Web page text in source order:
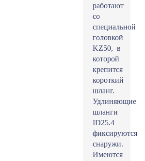
работают
со
специальной
головкой
KZ50, в
которой
крепится
короткий
шланг.
Удлиняющие
шланги
ID25.4
фиксируются
снаружи.
Имеются